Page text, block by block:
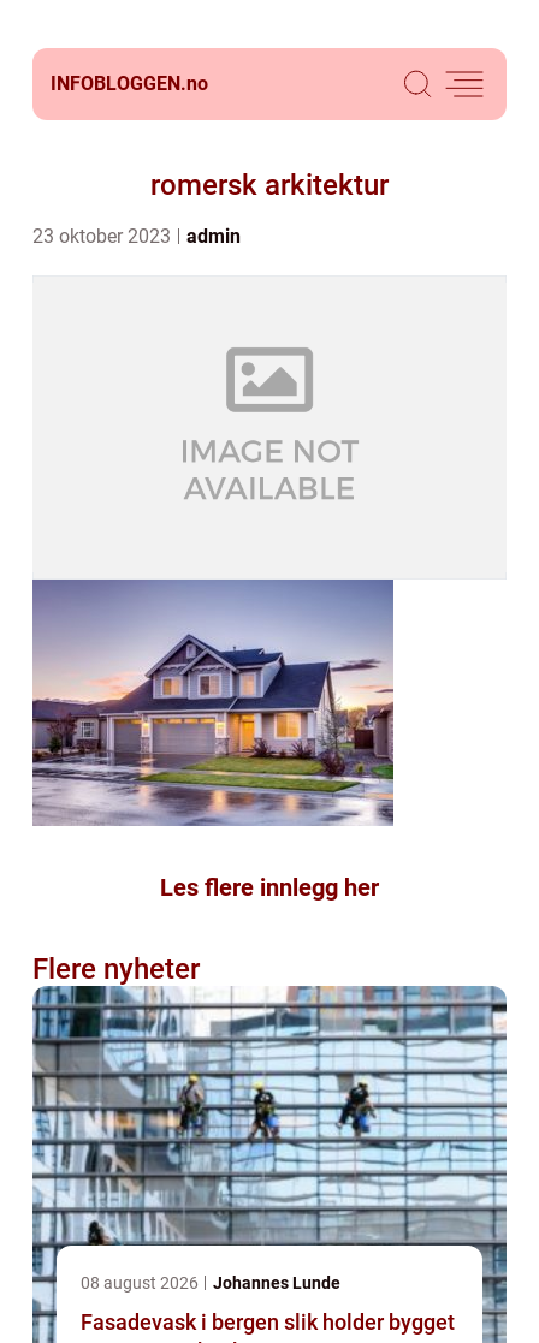
INFOBLOGGEN.no
romersk arkitektur
23 oktober 2023 admin
Les flere innlegg her
Flere nyheter
08 august 2026 Johannes Lunde
Fasadevask i bergen slik holder bygget